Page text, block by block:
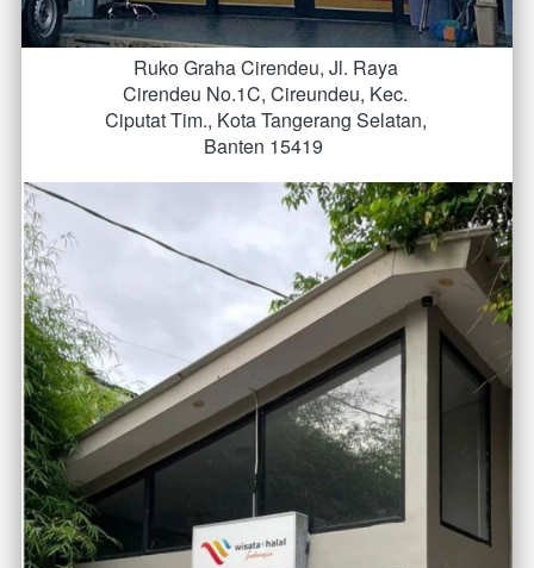
Ruko Graha Cirendeu, Jl. Raya
Cirendeu No.1C, Cireundeu, Kec.
Ciputat Tim., Kota Tangerang Selatan,
Banten 15419